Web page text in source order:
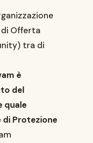
Offerta
tra di
è
del
quale
di Protezione